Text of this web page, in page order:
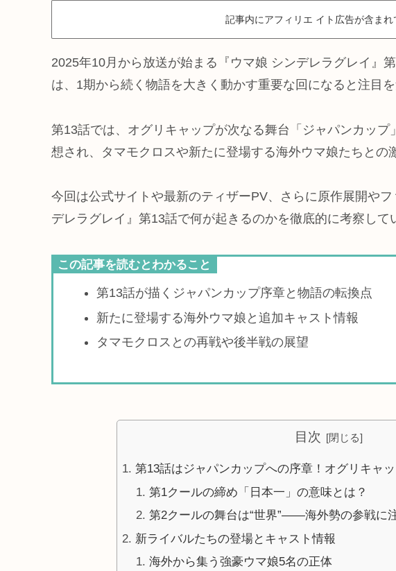
記事内にアフィリエ イト広告が含まれ
2025年10月から放送が始まる『ウマ娘 シンデレラグレイ』
は、1期から続く物語を大きく動かす重要な回になると注目を
第13話では、オグリキャップが次なる舞台「ジャパンカッ
想され、タマモクロスや新たに登場する海外ウマ娘たちとの
今回は公式サイトや最新のティザーPV、さらに原作展開や
デレラグレイ』第13話で何が起きるのかを徹底的に考察して
この記事を読むとわかること
第13話が描くジャパンカップ序章と物語の転換点
新たに登場する海外ウマ娘と追加キャスト情報
タマモクロスとの再戦や後半戦の展望
目次
第13話はジャパンカップへの序章！オグリキャ
第1クールの締め「日本一」の意味とは？
第2クールの舞台は“世界”――海外勢の参戦に
新ライバルたちの登場とキャスト情報
海外から集う強豪ウマ娘5名の正体